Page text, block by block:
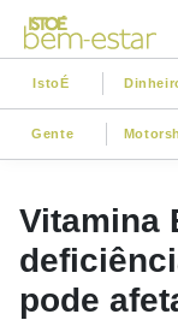
IstoÉ
Gente
Vitamina
pode